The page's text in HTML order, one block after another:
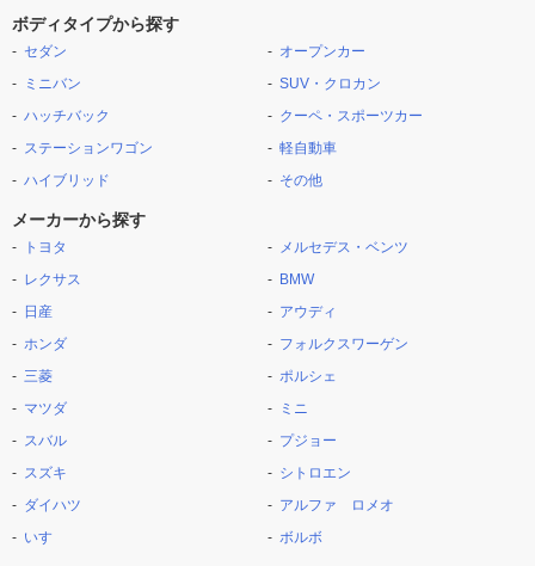
ボディタイプから探す
セダン
ミニバン
ハッチバック
ステーションワゴン
ハイブリッド
オープンカー
SUV・クロカン
クーペ・スポーツカー
軽自動車
その他
メーカーから探す
トヨタ
レクサス
日産
ホンダ
三菱
マツダ
スバル
スズキ
ダイハツ
いすゞ
メルセデス・ベンツ
BMW
アウディ
フォルクスワーゲン
ポルシェ
ミニ
プジョー
シトロエン
アルファ ロメオ
ボルボ